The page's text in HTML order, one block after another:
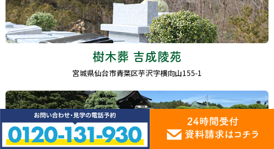
樹木葬 吉成陵苑
宮城県仙台市青葉区芋沢字横向山155-1